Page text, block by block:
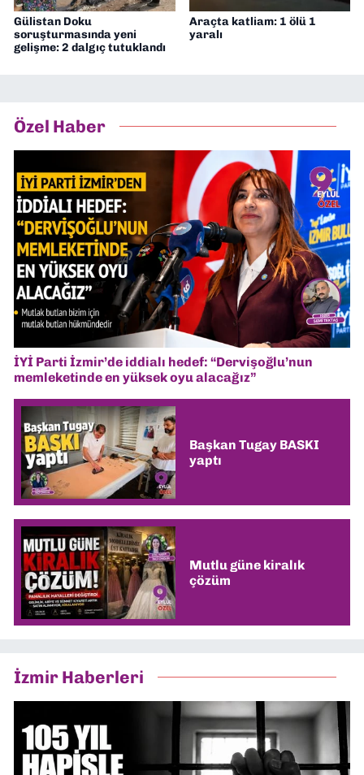
Gülistan Doku
soruşturmasında yeni
gelişme: 2 dalgıç tutuklandı
Araçta katliam: 1 ölü 1
yaralı
Özel Haber
İYİ Parti İzmir’de iddialı hedef: “Dervişoğlu’nun
memleketinde en yüksek oyu alacağız”
Başkan Tugay BASKI
yaptı
Mutlu güne kiralık
çözüm
İzmir Haberleri